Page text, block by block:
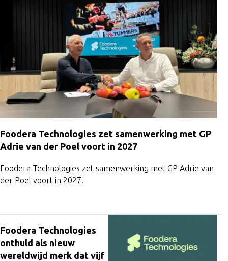
Afbramen, kanten breken en trommelen
Wanneer snelheid,
afwerking vereist zijn.
enkelstuks of series.
Foodera Technologies zet samenwerking met GP
Adrie van der Poel voort in 2027
Foodera Technologies zet samenwerking met GP Adrie van
der Poel voort in 2027!
Foodera Technologies
onthuld als nieuw
wereldwijd merk dat vijf